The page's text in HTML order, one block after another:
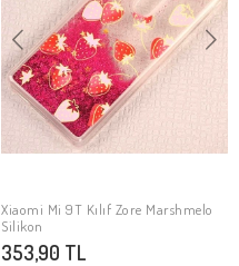
SEPETE EKLE
Xiaomi Mi 9T Kılıf Zore Marshmelo
Silikon
353,90 TL